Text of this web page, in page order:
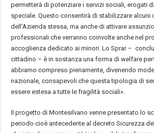
permetterà di potenziare i servizi sociali, erogati
speciale. Questo consentirà di stabilizzare alcuni
dell’Azienda stessa, ma anche di attivare
professionali che verranno coinvolte anche nel
accoglienza dedicato ai minori. Lo Sprar –
cittadino – è in sostanza una forma di welfare
abbiamo compreso pienamente, divenendo
nazionale, consapevoli che questa tipologia di
essere estesa a tutte le fragilità sociali».
Il progetto di Montesilvano venne presentato lo
periodo cioè antecedente al decreto Sicurezza